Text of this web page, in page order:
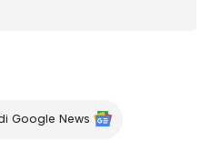
Google News